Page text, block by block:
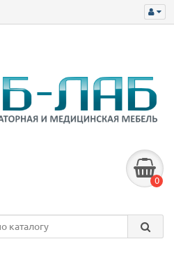
0